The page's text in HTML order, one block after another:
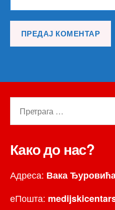
Како до нас?
Адреса: Вака
еПошта: